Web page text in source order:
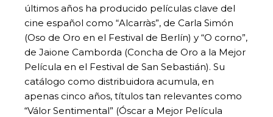
últimos años ha producido películas clave del
cine español como “Alcarràs”, de Carla Simón
(Oso de Oro en el Festival de Berlín) y “O corno”,
de Jaione Camborda (Concha de Oro a la Mejor
Película en el Festival de San Sebastián). Su
catálogo como distribuidora acumula, en
apenas cinco años, títulos tan relevantes como
“Válor Sentimental” (Óscar a Mejor Película